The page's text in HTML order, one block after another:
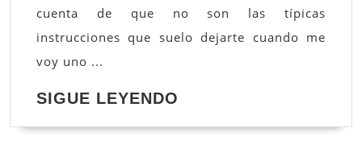
cuenta de que no son las típicas
instrucciones que suelo dejarte cuando me
voy uno ...
SIGUE LEYENDO